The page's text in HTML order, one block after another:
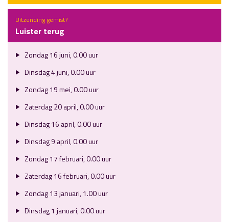
Uitzending gemist?
Luister terug
Zondag 16 juni, 0.00 uur
Dinsdag 4 juni, 0.00 uur
Zondag 19 mei, 0.00 uur
Zaterdag 20 april, 0.00 uur
Dinsdag 16 april, 0.00 uur
Dinsdag 9 april, 0.00 uur
Zondag 17 februari, 0.00 uur
Zaterdag 16 februari, 0.00 uur
Zondag 13 januari, 1.00 uur
Dinsdag 1 januari, 0.00 uur